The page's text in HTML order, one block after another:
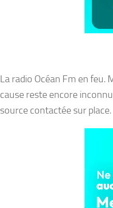
La radio Océan Fm en feu.
cause reste encore
source contactée sur place.